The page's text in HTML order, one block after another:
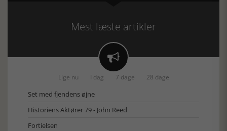
Mest læste artikler

Lige nu I dag 7 dage 28 dage
Set med fjendens øjne
Historiens Aktører 79 - John Reed
Fortielsen